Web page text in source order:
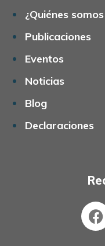
¿Quiénes
Publicaciones
Eventos
Noticias
Blog
Declaraciones